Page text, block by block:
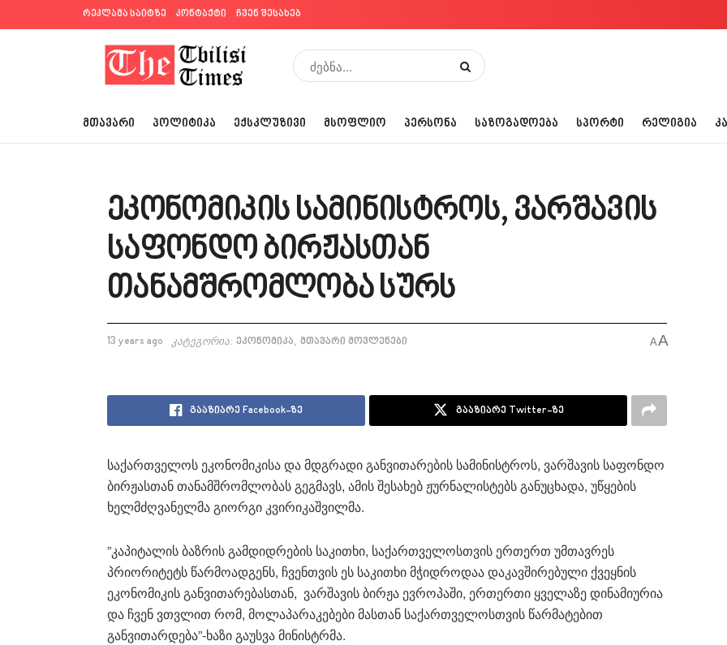
რეკლამა საიტზე კონტაქტი ჩვენ შესახებ
ᲛᲗᲐᲕᲐᲠᲘ ᲞᲝᲚᲘᲢᲘᲙᲐ ᲔᲥᲡᲙᲚᲣᲖᲘᲕᲘ ᲛᲡᲝᲤᲚᲘᲝ ᲞᲔᲠᲡᲝᲜᲐ ᲡᲐᲖᲝᲒᲐᲓᲝᲔᲑᲐ ᲡᲞᲝᲠᲢᲘ ᲠᲔᲚᲘᲒᲘᲐ
ეკონომიკის სამინისტროს, ვარშავის
საფონდო ბირჟასთან
თანამშრომლობა სურს
13 years ago კატეგორია: ეკონომიკა, მთავარი მოვლენები AA
გააზიარე Facebook-ზე გააზიარე Twitter-ზე
საქართველოს ეკონომიკისა და მდგრადი განვითარების სამინისტროს, ვარშავის საფონდო
ბირჟასთან თანამშრომლობას გეგმავს, ამის შესახებ ჟურნალისტებს განუცხადა, უწყების
ხელმძღვანელმა გიორგი კვირიკაშვილმა.
”კაპიტალის ბაზრის გამდიდრების საკითხი, საქართველოსთვის ერთერთ უმთავრეს
პრიორიტეტს წარმოადგენს, ჩვენთვის ეს საკითხი მჭიდროდაა დაკავშირებული ქვეყნის
ეკონომიკის განვითარებასთან, ვარშავის ბირჟა ევროპაში, ერთერთი ყველაზე დინამიურია
და ჩვენ ვთვლით რომ, მოლაპარაკებები მასთან საქართველოსთვის წარმატებით
განვითარდება”-ხაზი გაუსვა მინისტრმა.